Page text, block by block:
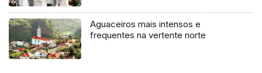
Aguaceiros mais intensos e
frequentes na vertente norte